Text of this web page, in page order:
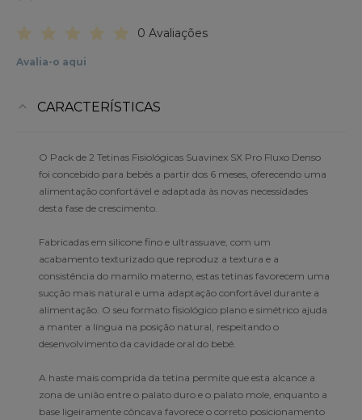
0 Avaliações
Avalia-o aqui
CARACTERÍSTICAS
O Pack de 2 Tetinas Fisiológicas Suavinex SX Pro Fluxo Denso
foi concebido para bebés a partir dos 6 meses, oferecendo uma
alimentação confortável e adaptada às novas necessidades
desta fase de crescimento.
Fabricadas em silicone fino e ultrassuave, com um
acabamento texturizado que reproduz a textura e a
consistência do mamilo materno, estas tetinas favorecem uma
sucção mais natural e uma adaptação confortável durante a
alimentação. O seu formato fisiológico plano e simétrico ajuda
a manter a língua na posição natural, respeitando o
desenvolvimento da cavidade oral do bebé.
A haste mais comprida da tetina permite que esta alcance a
zona de união entre o palato duro e o palato mole, enquanto a
base ligeiramente côncava favorece o correto posicionamento